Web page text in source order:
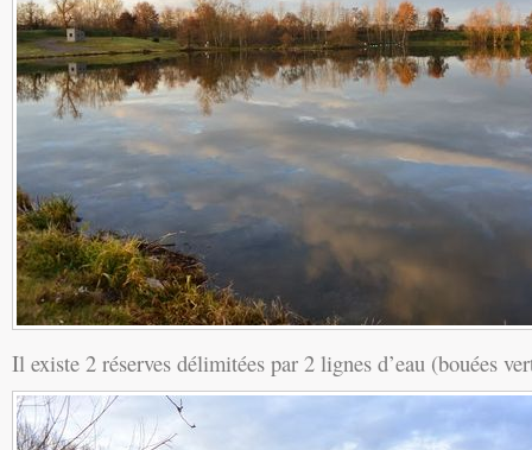
Il existe 2 réserves délimitées par 2 lignes d’eau (bouées